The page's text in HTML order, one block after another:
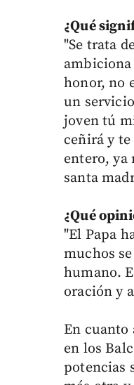
¿Qué
"Se trata
honor, no
un
joven tú
ceñirá y te
entero, ya
santa
¿Qué
"El Papa
muchos
humano.
oración y
En cuanto
en los
potencias